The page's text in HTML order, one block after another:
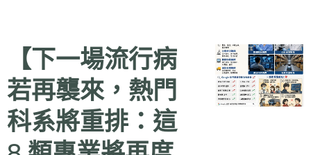
【下一場流行病
若再襲來，熱門
科系將重排：這